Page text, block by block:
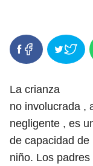
La crianza
no involucrada ,
negligente , es
de capacidad de
niño. Los